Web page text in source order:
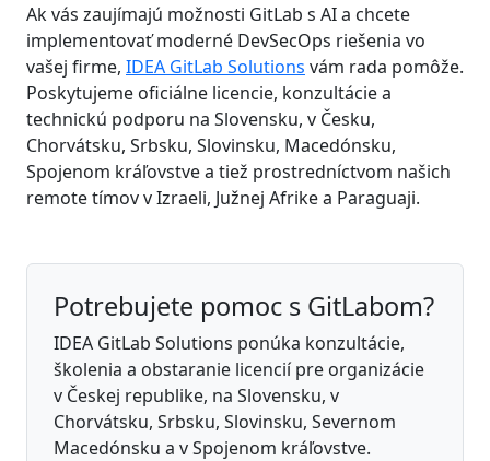
Ak vás zaujímajú možnosti GitLab s AI a chcete
implementovať moderné DevSecOps riešenia vo
vašej firme, IDEA GitLab Solutions vám rada pomôže.
Poskytujeme oficiálne licencie, konzultácie a
technickú podporu na Slovensku, v Česku,
Chorvátsku, Srbsku, Slovinsku, Macedónsku,
Spojenom kráľovstve a tiež prostredníctvom našich
remote tímov v Izraeli, Južnej Afrike a Paraguaji.
Potrebujete pomoc s GitLabom?
IDEA GitLab Solutions ponúka konzultácie,
školenia a obstaranie licencií pre organizácie
v Českej republike, na Slovensku, v
Chorvátsku, Srbsku, Slovinsku, Severnom
Macedónsku a v Spojenom kráľovstve.